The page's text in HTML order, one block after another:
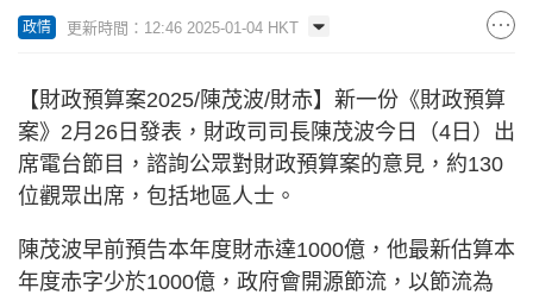
政情 更新時間：12:46 2025-01-04 HKT
【財政預算案2025/陳茂波/財赤】新一份《財政預算
案》2月26日發表，財政司司長陳茂波今日（4日）出
席電台節目，諮詢公眾對財政預算案的意見，約130
位觀眾出席，包括地區人士。
陳茂波早前預告本年度財赤達1000億，他最新估算本
年度赤字少於1000億，政府會開源節流，以節流為